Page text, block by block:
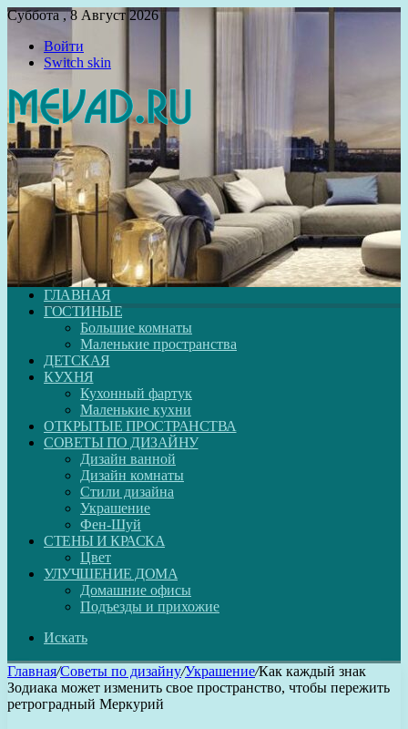
Суббота , 8 Август 2026
Войти
Switch skin
ГЛАВНАЯ
ГОСТИНЫЕ
Большие комнаты
Маленькие пространства
ДЕТСКАЯ
КУХНЯ
Кухонный фартук
Маленькие кухни
ОТКРЫТЫЕ ПРОСТРАНСТВА
СОВЕТЫ ПО ДИЗАЙНУ
Дизайн ванной
Дизайн комнаты
Стили дизайна
Украшение
Фен-Шуй
СТЕНЫ И КРАСКА
Цвет
УЛУЧШЕНИЕ ДОМА
Домашние офисы
Подъезды и прихожие
Искать
Главная/Советы по дизайну/Украшение/Как каждый знак
Зодиака может изменить свое пространство, чтобы пережить
ретроградный Меркурий